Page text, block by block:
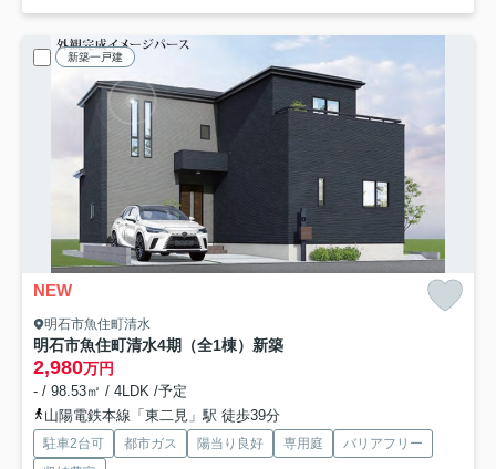
新築一戸建
NEW
明石市魚住町清水
明石市魚住町清水4期（全1棟）新築
2,980万円
- / 98.53㎡ / 4LDK /予定
山陽電鉄本線「東二見」駅 徒歩39分
駐車2台可 都市ガス 陽当り良好 専用庭
バリアフリー